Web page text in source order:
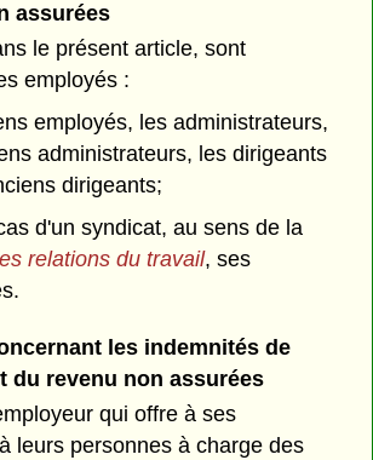
assurées
le présent article, sont
employés :
employés, les administrateurs,
administrateurs, les dirigeants
dirigeants;
d'un syndicat, au sens de la
relations du travail, ses
les indemnités de
du revenu non assurées
qui offre à ses
leurs personnes à charge des